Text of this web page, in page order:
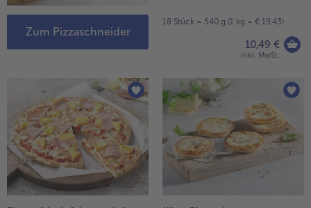
Zum Pizzaschneider
18 Stück = 540 g (1 kg = € 19,43)
10,49 €
inkl. MwSt.